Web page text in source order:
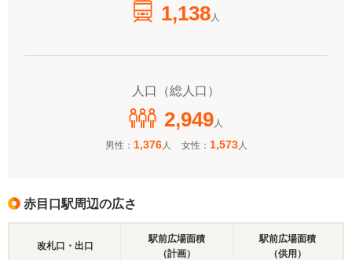
1,138人
人口（総人口）
2,949 人
男性： 1,376人 女性： 1,573人
赤目口駅周辺の広さ
改札口・出口
駅前広場面積
（計画）
駅前広場面積
（供用）